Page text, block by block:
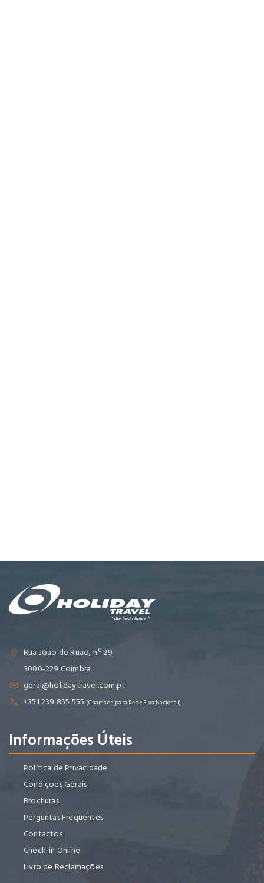
Rua João de Ruão, n.º 29
3000-229 Coimbra
geral@holidaytravel.com.pt
+351 239 855 555 (Chamada para Rede Fixa Nacional)
Informações Úteis
Política de Privacidade
Condições Gerais
Brochuras
Perguntas Frequentes
Contactos
Check-in Online
Livro de Reclamações